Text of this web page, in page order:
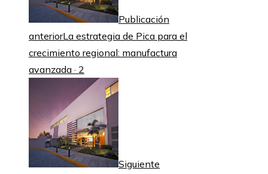
Publicación
anteriorLa estrategia de Pica para el
crecimiento regional: manufactura
avanzada · 2
Siguiente